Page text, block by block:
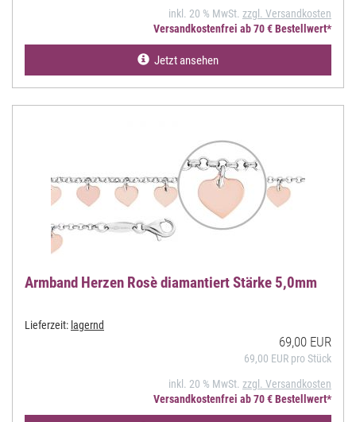
inkl. 20 % MwSt. zzgl. Versandkosten
Versandkostenfrei ab 70 € Bestellwert*
Jetzt ansehen
Armband Herzen Rosè diamantiert Stärke 5,0mm
Lieferzeit: lagernd
69,00 EUR
69,00 EUR pro Stück
inkl. 20 % MwSt. zzgl. Versandkosten
Versandkostenfrei ab 70 € Bestellwert*